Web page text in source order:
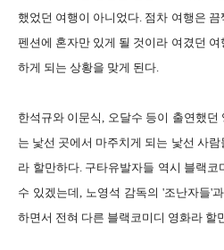
했었던 여행이 아니었다. 점차 여행은 끔
펜션에 혼자만 있게 될 것이라 여겼던
하게 되는 상황을 맞게 된다.
한석규와 이문식, 오달수 등이 출연했
는 낯선 곳에서 마주치게 되는 낯선 사
라 할만하다. 구타유발자들 역시 블랙
수 있겠는데, 노영석 감독의 '조난자들'
하면서 전혀 다른 블랙코미디 영화라 할